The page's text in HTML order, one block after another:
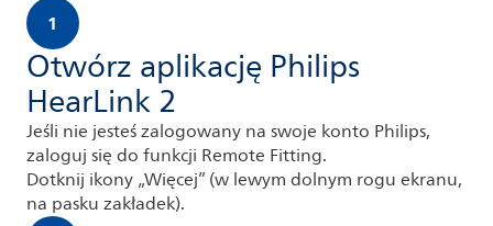
1
Otwórz aplikację Philips
HearLink 2
Jeśli nie jesteś zalogowany na swoje konto Philips,
zaloguj się do funkcji Remote Fitting.
Dotknij ikony „Więcej” (w lewym dolnym rogu ekranu,
na pasku zakładek).